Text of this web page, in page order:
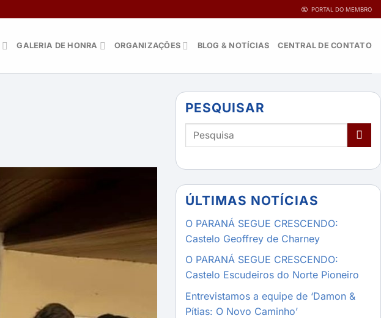
PORTAL DO MEMBRO
GALERIA DE HONRA ORGANIZAÇÕES BLOG & NOTÍCIAS CENTRAL DE CONTATO
PESQUISAR
ÚLTIMAS NOTÍCIAS
O PARANÁ SEGUE CRESCENDO:
Castelo Geoffrey de Charney
O PARANÁ SEGUE CRESCENDO:
Castelo Escudeiros do Norte Pioneiro
Entrevistamos a equipe de ‘Damon &
Pítias: O Novo Caminho’